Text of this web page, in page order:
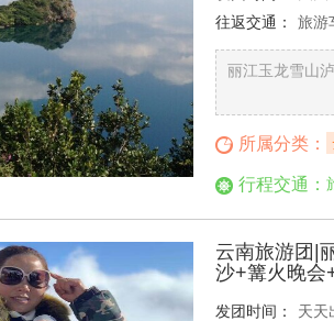
往返交通：
旅游
丽江玉龙雪山
所属分类：
行程交通：
云南旅游团|
沙+篝火晚会
发团时间：
天天